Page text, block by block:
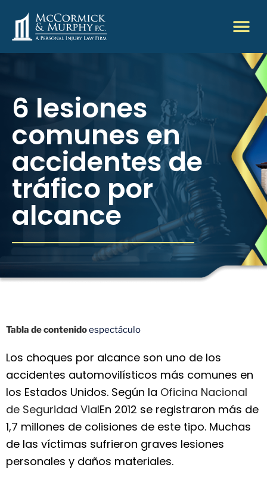
6 lesiones
comunes en
accidentes de
tráfico por
alcance
Tabla de contenidoespectáculo
Los choques por alcance son uno de los
accidentes automovilísticos más comunes en
los Estados Unidos. Según la Oficina Nacional
de Seguridad VialEn 2012 se registraron más de
1,7 millones de colisiones de este tipo. Muchas
de las víctimas sufrieron graves lesiones
personales y daños materiales.